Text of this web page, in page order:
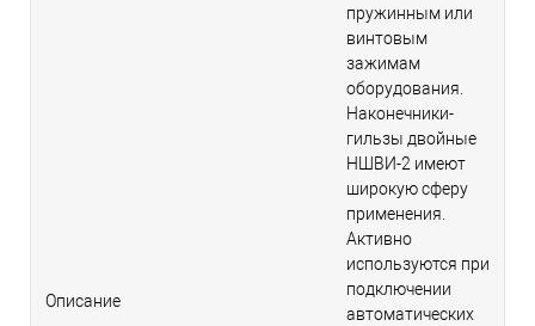
Описание
пружинным или
винтовым
зажимам
оборудования.
Наконечники-
гильзы двойные
НШВИ-2 имеют
широкую сферу
применения.
Активно
используются при
подключении
автоматических